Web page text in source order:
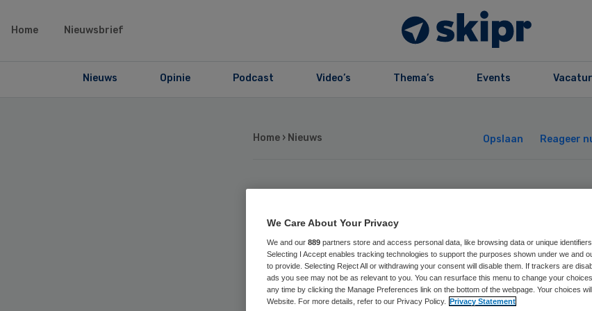
Home Nieuwsbrief
Nieuws Opinie Podcast Video’s Thema’s Events
Home › Nieuws Opslaan Reageer
Verbeterpunten
jeugdgevangenis
Hunnerberg
We Care About Your Privacy
We and our 889 partners store and access personal data, like browsing data or unique
Selecting I Accept enables tracking technologies to support the purposes shown under we and
to provide. Selecting Reject All or withdrawing your consent will disable them. If trackers are
ads you see may not be as relevant to you. You can resurface this menu to change your
any time by clicking the Manage Preferences link on the bottom of the webpage. Your choices
Website. For more details, refer to our Privacy Policy. Privacy Statement